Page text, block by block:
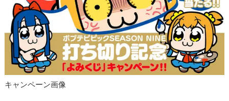
キャンペーン画像